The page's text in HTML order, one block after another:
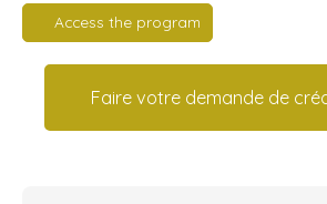
Access the program
Faire votre demande de